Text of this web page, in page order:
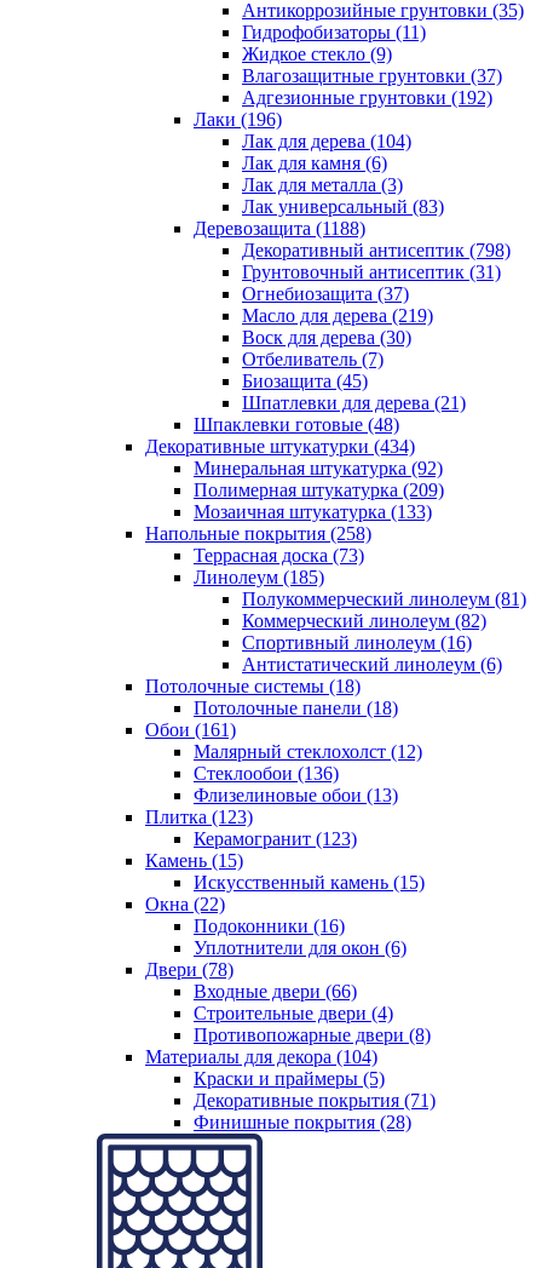
Антикоррозийные грунтовки (35)
Гидрофобизаторы (11)
Жидкое стекло (9)
Влагозащитные грунтовки (37)
Адгезионные грунтовки (192)
Лаки (196)
Лак для дерева (104)
Лак для камня (6)
Лак для металла (3)
Лак универсальный (83)
Деревозащита (1188)
Декоративный антисептик (798)
Грунтовочный антисептик (31)
Огнебиозащита (37)
Масло для дерева (219)
Воск для дерева (30)
Отбеливатель (7)
Биозащита (45)
Шпатлевки для дерева (21)
Шпаклевки готовые (48)
Декоративные штукатурки (434)
Минеральная штукатурка (92)
Полимерная штукатурка (209)
Мозаичная штукатурка (133)
Напольные покрытия (258)
Террасная доска (73)
Линолеум (185)
Полукоммерческий линолеум (81)
Коммерческий линолеум (82)
Спортивный линолеум (16)
Антистатический линолеум (6)
Потолочные системы (18)
Потолочные панели (18)
Обои (161)
Малярный стеклохолст (12)
Стеклообои (136)
Флизелиновые обои (13)
Плитка (123)
Керамогранит (123)
Камень (15)
Искусственный камень (15)
Окна (22)
Подоконники (16)
Уплотнители для окон (6)
Двери (78)
Входные двери (66)
Строительные двери (4)
Противопожарные двери (8)
Материалы для декора (104)
Краски и праймеры (5)
Декоративные покрытия (71)
Финишные покрытия (28)